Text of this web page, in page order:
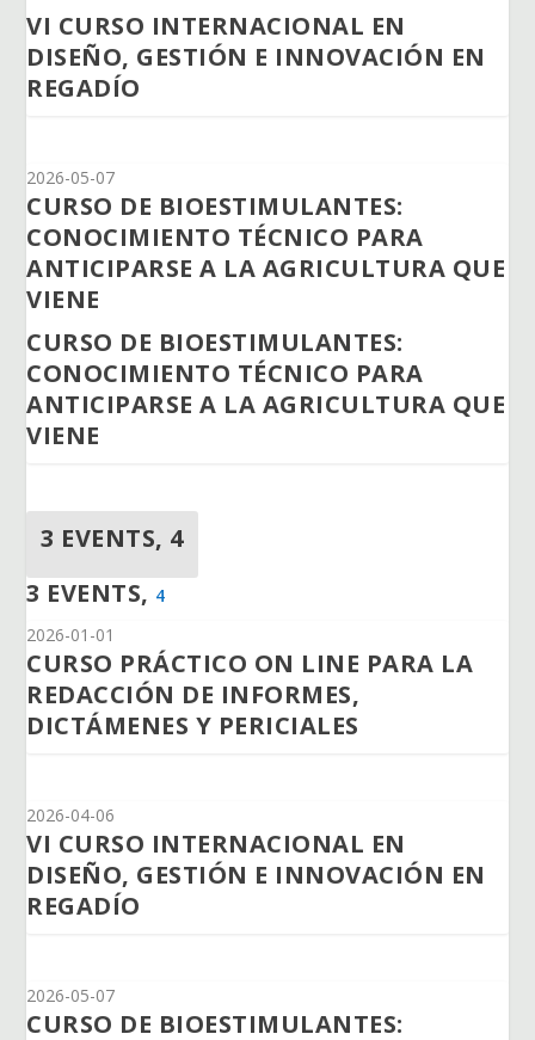
VI CURSO INTERNACIONAL EN
DISEÑO, GESTIÓN E INNOVACIÓN EN
REGADÍO
2026-05-07
CURSO DE BIOESTIMULANTES:
CONOCIMIENTO TÉCNICO PARA
ANTICIPARSE A LA AGRICULTURA QUE
VIENE
CURSO DE BIOESTIMULANTES:
CONOCIMIENTO TÉCNICO PARA
ANTICIPARSE A LA AGRICULTURA QUE
VIENE
3 EVENTS, 4
3 EVENTS, 4
2026-01-01
CURSO PRÁCTICO ON LINE PARA LA
REDACCIÓN DE INFORMES,
DICTÁMENES Y PERICIALES
2026-04-06
VI CURSO INTERNACIONAL EN
DISEÑO, GESTIÓN E INNOVACIÓN EN
REGADÍO
2026-05-07
CURSO DE BIOESTIMULANTES: